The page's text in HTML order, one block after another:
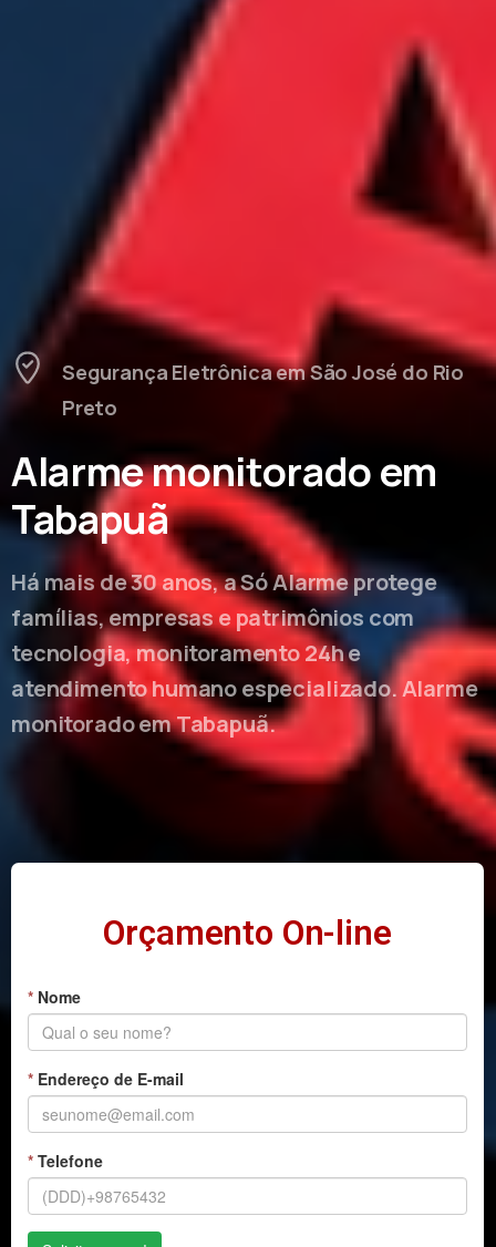
Segurança Eletrônica em São José do Rio
Preto
Alarme monitorado em
Tabapuã
Há mais de 30 anos, a Só Alarme protege
famílias, empresas e patrimônios com
tecnologia, monitoramento 24h e
atendimento humano especializado. Alarme
monitorado em Tabapuã.
Orçamento On-line